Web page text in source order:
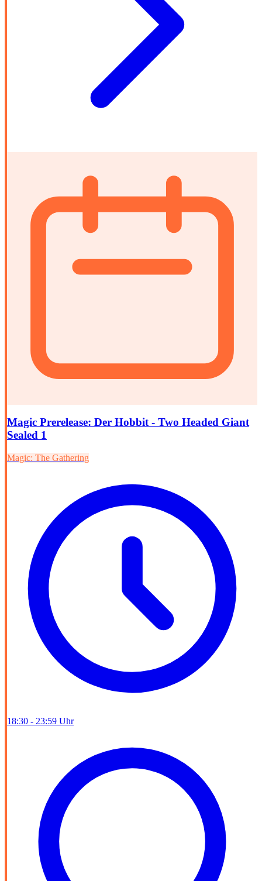
Magic Prerelease: Der Hobbit - Two Headed Giant
Sealed 1
Magic: The Gathering
18:30 - 23:59 Uhr